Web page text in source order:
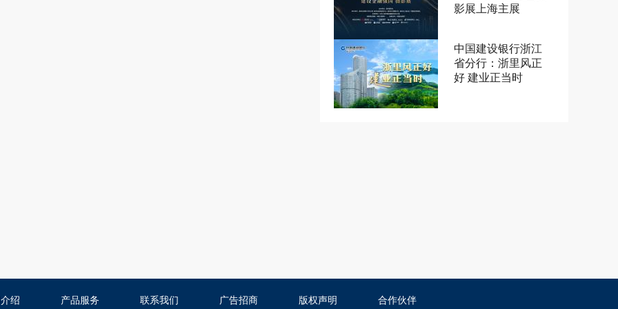
影展上海主展
中国建设银行浙江
省分行：浙里风正
好 建业正当时
绍 产品服务 联系我们 广告招商 版权声明 合作伙伴